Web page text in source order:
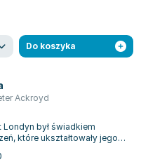
Do koszyka
Ackroyd
był świadkiem
które ukształtowały jego
nas w św...